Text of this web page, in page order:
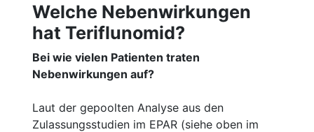
Welche Nebenwirkungen
hat Teriflunomid?
Bei wie vielen Patienten traten
Nebenwirkungen auf?
Laut der gepoolten Analyse aus den
Zulassungsstudien im EPAR (siehe oben im